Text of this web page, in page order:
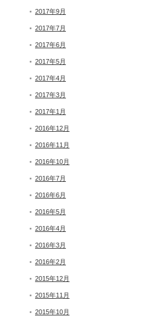
2017年9月
2017年7月
2017年6月
2017年5月
2017年4月
2017年3月
2017年1月
2016年12月
2016年11月
2016年10月
2016年7月
2016年6月
2016年5月
2016年4月
2016年3月
2016年2月
2015年12月
2015年11月
2015年10月